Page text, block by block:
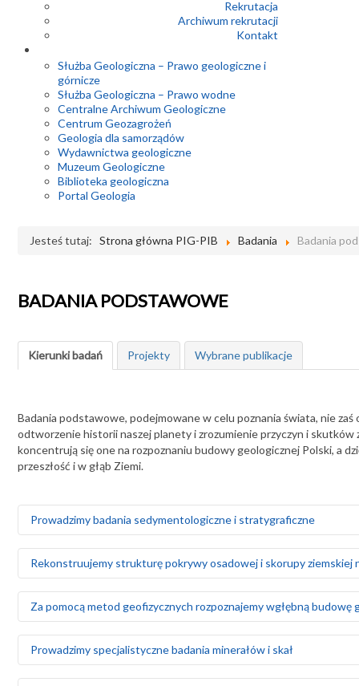
Rekrutacja
Archiwum rekrutacji
Kontakt
Służba Geologiczna – Prawo geologiczne i
górnicze
Służba Geologiczna – Prawo wodne
Centralne Archiwum Geologiczne
Centrum Geozagrożeń
Geologia dla samorządów
Wydawnictwa geologiczne
Muzeum Geologiczne
Biblioteka geologiczna
Portal Geologia
Jesteś tutaj: Strona główna PIG-PIB Badania Badania
BADANIA PODSTAWOWE
Kierunki badań Projekty Wybrane publikacje
Badania podstawowe, podejmowane w celu poznania świata, nie
odtworzenie historii naszej planety i zrozumienie przyczyn i
koncentrują się one na rozpoznaniu budowy geologicznej Polski, a
przeszłość i w głąb Ziemi.
Prowadzimy badania sedymentologiczne i stratygraficzne
Za pomocą badań makrofaunistycznych,
Tworzymy podziały litostratygraficzne stratygrafii
Odtwarzamy zmiany układu lądów i mórz w minionych
sieci rzecznych i paleobatymetrię mórz i oceanów oraz
Rekonstruujemy strukturę pokrywy osadowej i skorupy ziemskiej
wiertniczych
Charakteryzujemy geometrię struktur tektonicznych,
regionów
Mierzymy i analizujemy rozkład współczesnych naprężeń
Za pomocą metod geofizycznych rozpoznajemy wgłębną budowę
nieciągłości tektonicznych w głębi Ziemi
Przeprowadzamy kompleksową interpretację
Prowadzimy specjalistyczne badania minerałów i skał